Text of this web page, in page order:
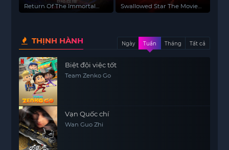
Return Of The Immortal
Huyết Lạc Đại Lục
Swallowed Star The Movie:
THỊNH HÀNH Ngày Tuần Tháng Tất cả
Biệt đội việc tốt
Team Zenko Go
Vạn Quốc chí
Wan Guo Zhi